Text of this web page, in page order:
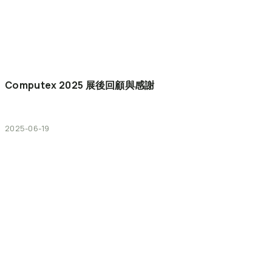
Computex 2025 展後回顧與感謝
2025-06-19